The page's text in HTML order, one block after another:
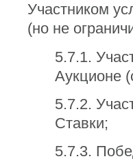
Участником
(но не
5.7.1.
Аукционе
5.7.2.
Ставки;
5.7.3.